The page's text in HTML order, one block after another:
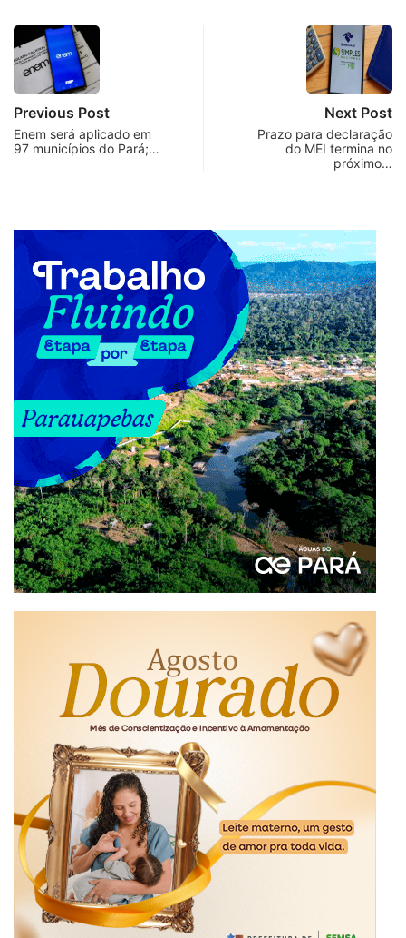
Previous Post
Enem será aplicado em
97 municípios do Pará;…
Next Post
Prazo para declaração
do MEI termina no
próximo…